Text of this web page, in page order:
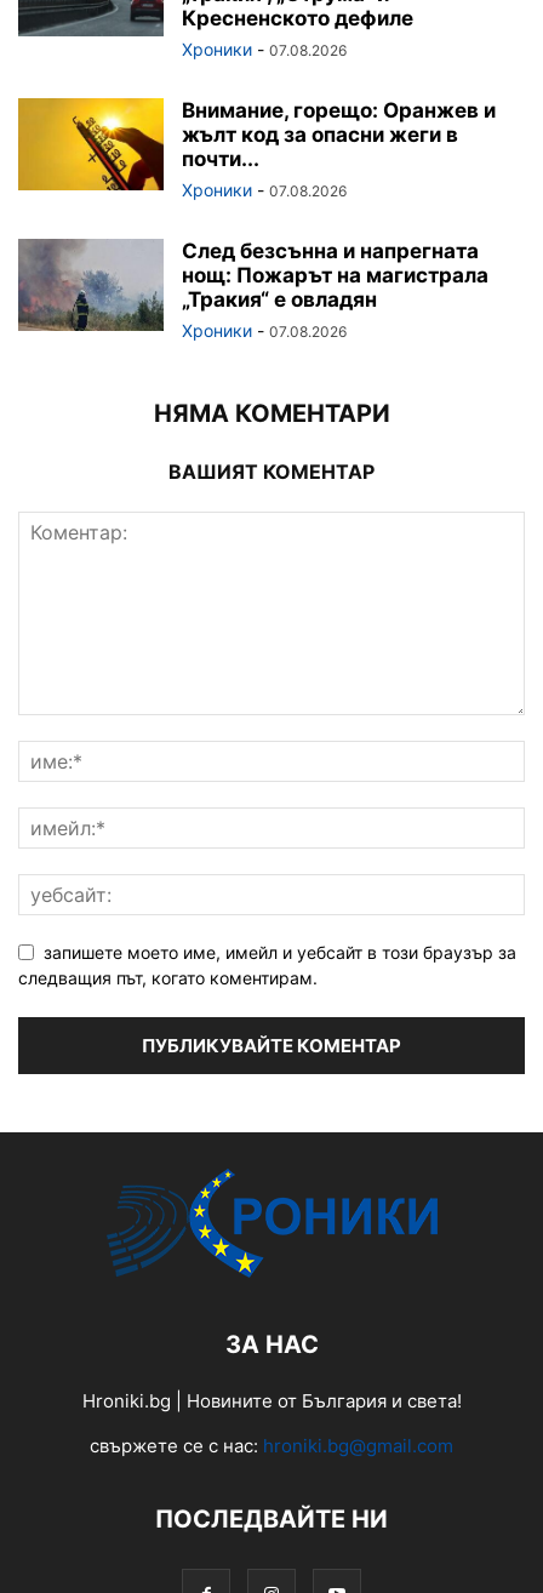
Кресненското дефиле
Хроники - 07.08.2026
Внимание, горещо: Оранжев и
жълт код за опасни жеги в
почти...
Хроники - 07.08.2026
След безсънна и напрегната
нощ: Пожарът на магистрала
„Тракия“ е овладян
Хроники - 07.08.2026
НЯМА КОМЕНТАРИ
ВАШИЯТ КОМЕНТАР
запишете моето име, имейл и уебсайт в този браузър за
следващия път, когато коментирам.
ЗА НАС
Hroniki.bg | Новините от България и света!
свържете се с нас: hroniki.bg@gmail.com
ПОСЛЕДВАЙТЕ НИ